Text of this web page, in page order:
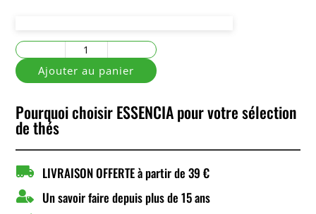
quantité
Cœur
Ajouter au panier
Pourquoi choisir ESSENCIA pour votre sélection
de thés
 LIVRAISON OFFERTE à partir de 39 €
 Un savoir faire depuis plus de 15 ans